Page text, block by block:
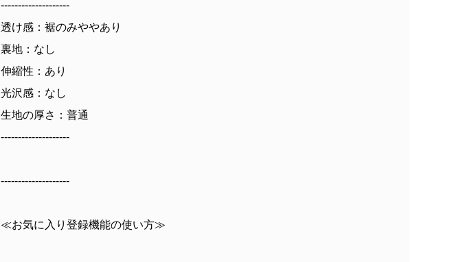
--------------------
透け感：裾のみややあり
裏地：なし
伸縮性：あり
光沢感：なし
生地の厚さ：普通
--------------------
--------------------
≪お気に入り登録機能の使い方≫